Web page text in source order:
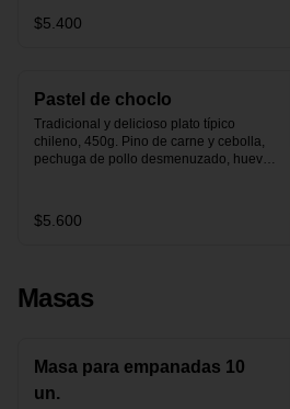
$5.400
Pastel de choclo
Tradicional y delicioso plato típico
chileno, 450g. Pino de carne y cebolla,
pechuga de pollo desmenuzado, huevo,
$5.600
Masas
Masa para empanadas 10
un.